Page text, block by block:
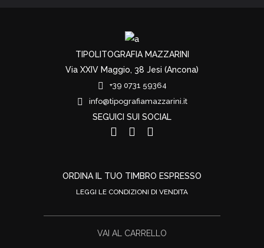
TIPOLITOGRAFIA MAZZARINI
Via XXIV Maggio, 38 Jesi (Ancona)
+39 0731 59364
info@tipografiamazzarini.it
SEGUICI SUI SOCIAL
ORDINA IL TUO TIMBRO ESPRESSO
LEGGI LE CONDIZIONI DI VENDITA
VAI AL CARRELLO